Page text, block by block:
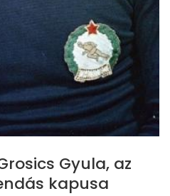
Gyula, az
kapusa